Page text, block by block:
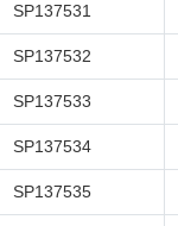
SP137531
SP137532
SP137533
SP137534
SP137535